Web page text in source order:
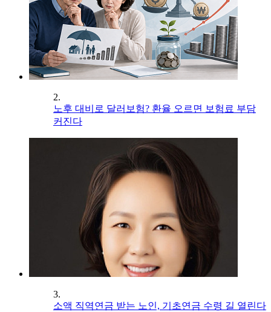
2.
노후 대비로 달러보험? 환율 오르면 보험료 부담
커진다
3.
소액 직역연금 받는 노인, 기초연금 수령 길 열린다